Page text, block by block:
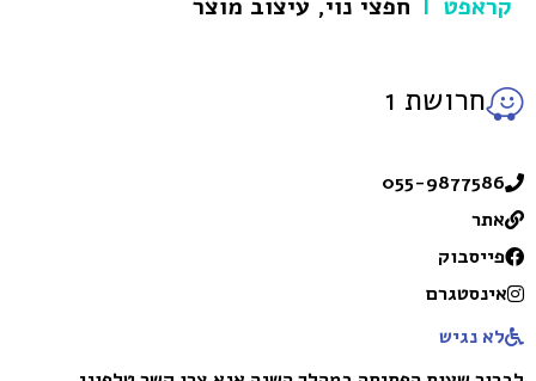
|
חרושת 1
055-9877586
אתר
פייסבוק
אינסטגרם
לא נגיש